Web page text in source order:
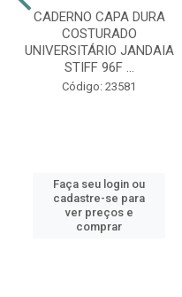
CADERNO CAPA DURA
COSTURADO
UNIVERSITÁRIO JANDAIA
STIFF 96F ...
Código: 23581
Faça seu login ou
cadastre-se para
ver preços e
comprar